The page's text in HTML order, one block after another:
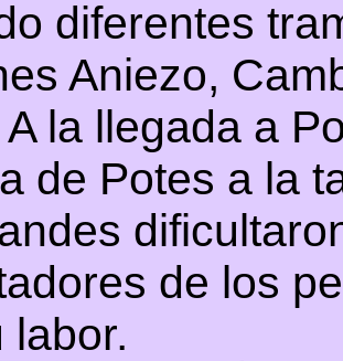
diferentes
Aniezo,
la llegada a
de Potes a la
de los
labor.